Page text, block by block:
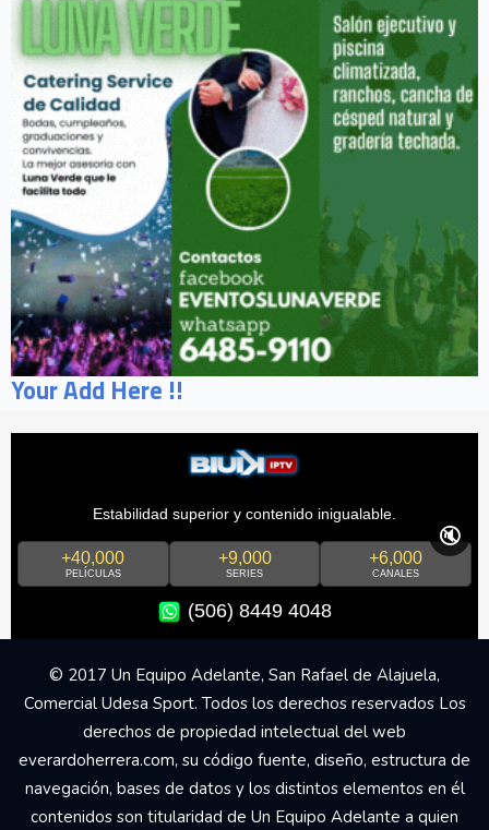
Your Add Here !!
Estabilidad superior y contenido inigualable.
+40,000
PELÍCULAS
+9,000
SERIES
+6,000
CANALES
(506) 8449 4048
🔇
© 2017 Un Equipo Adelante, San Rafael de Alajuela,
Comercial Udesa Sport. Todos los derechos reservados Los
derechos de propiedad intelectual del web
everardoherrera.com, su código fuente, diseño, estructura de
navegación, bases de datos y los distintos elementos en él
contenidos son titularidad de Un Equipo Adelante a quien